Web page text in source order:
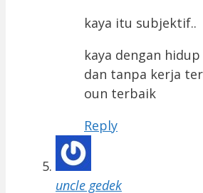
kaya itu subjektif..
kaya dengan
dan tanpa kerja
oun terbaik
Reply
uncle gedek